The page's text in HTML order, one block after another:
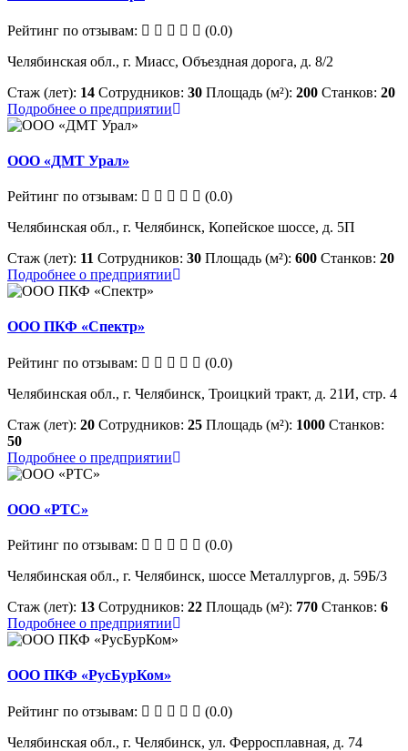
Рейтинг по отзывам:
(0.0)
Челябинская обл., г. Миасс, Объездная дорога, д. 8/2
Стаж (лет): 14 Сотрудников: 30 Площадь (м²): 200 Станков: 20
Подробнее о предприятии
ООО «ДМТ Урал»
Рейтинг по отзывам:
(0.0)
Челябинская обл., г. Челябинск, Копейское шоссе, д. 5П
Стаж (лет): 11 Сотрудников: 30 Площадь (м²): 600 Станков: 20
Подробнее о предприятии
ООО ПКФ «Спектр»
Рейтинг по отзывам:
(0.0)
Челябинская обл., г. Челябинск, Троицкий тракт, д. 21И, стр. 4
Стаж (лет): 20 Сотрудников: 25 Площадь (м²): 1000 Станков:
50
Подробнее о предприятии
ООО «РТС»
Рейтинг по отзывам:
(0.0)
Челябинская обл., г. Челябинск, шоссе Металлургов, д. 59Б/3
Стаж (лет): 13 Сотрудников: 22 Площадь (м²): 770 Станков: 6
Подробнее о предприятии
ООО ПКФ «РусБурКом»
Рейтинг по отзывам:
(0.0)
Челябинская обл., г. Челябинск, ул. Ферросплавная, д. 74